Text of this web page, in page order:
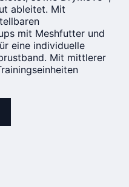
ableitet. Mit
mit Meshfutter und
eine individuelle
Mit mittlerer